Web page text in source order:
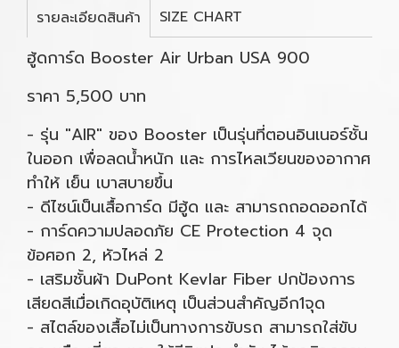
รายละเอียดสินค้า SIZE CHART
ฮู้ดการ์ด Booster Air Urban USA 900
ราคา 5,500 บาท
- รุ่น "AIR" ของ Booster เป็นรุ่นที่ตอนอินเนอร์ชั้น
ในออก เพื่อลดน้ำหนัก และ การไหลเวียนของอากาศ
ทำให้ เย็น เบาสบายขึ้น
- ดีไซน์เป็นเสื้อการ์ด มีฮู้ด และ สามารถถอดออกได้
- การ์ดความปลอดภัย CE Protection 4 จุด
ข้อศอก 2, หัวไหล่ 2
- เสริมชั้นผ้า DuPont Kevlar Fiber ปกป้องการ
เสียดสีเมื่อเกิดอุบัติเหตุ เป็นส่วนสำคัญอีก1จุด
- สไตล์ของเสื้อไม่เป็นทางการขับรถ สามารถใส่ขับ